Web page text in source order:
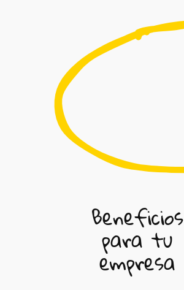
Beneficios
para tu
empresa